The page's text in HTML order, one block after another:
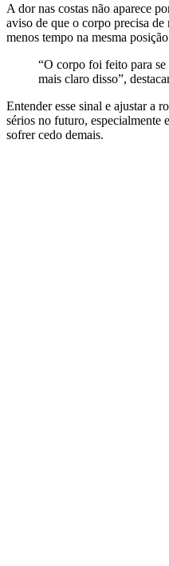
A dor nas costas não aparece
aviso de que o corpo precisa
menos tempo na mesma
“O corpo foi feito para
mais claro disso”,
Entender esse sinal e ajustar a
sérios no futuro, especialmente
sofrer cedo demais.